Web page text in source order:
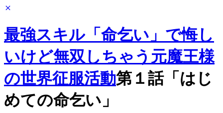
最強スキル「命乞い」で悔し
いけど無双しちゃう元魔王様
の世界征服活動第１話「はじ
めての命乞い」